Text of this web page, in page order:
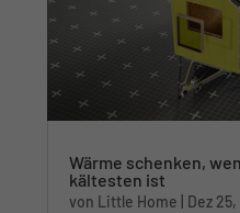
Wärme schenken,
kältesten ist
von Little Home Dez